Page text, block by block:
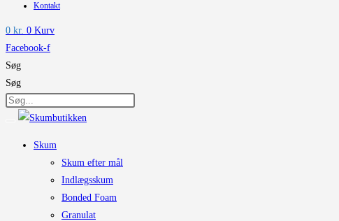
Kontakt
0 kr. 0 Kurv
Facebook-f
Søg
Søg
Skum
Skum efter mål
Indlægsskum
Bonded Foam
Granulat